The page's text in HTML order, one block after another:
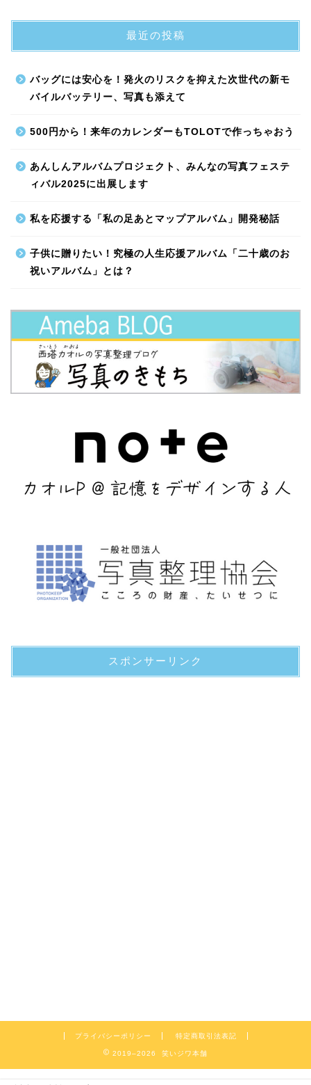
最近の投稿
バッグには安心を！発火のリスクを抑えた次世代の新モ
バイルバッテリー、写真も添えて
500円から！来年のカレンダーもTOLOTで作っちゃおう
あんしんアルバムプロジェクト、みんなの写真フェステ
ィバル2025に出展します
私を応援する「私の足あとマップアルバム」開発秘話
子供に贈りたい！究極の人生応援アルバム「二十歳のお
祝いアルバム」とは？
スポンサーリンク
プライバシーポリシー 特定商取引法表記
2019–2026 笑いジワ本舗